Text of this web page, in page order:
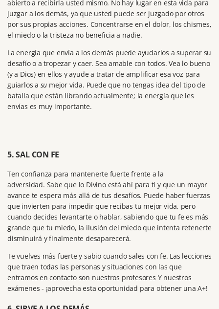
abierto a recibirla usted mismo. No hay lugar en esta vida para
juzgar a los demás, ya que usted puede ser juzgado por otros
por sus propias acciones. Concentrarse en el dolor, los chismes,
el miedo o la tristeza no beneficia a nadie.
La energía que envía a los demás puede ayudarlos a superar su
desafío o a tropezar y caer. Sea amable con todos. Vea lo bueno
(y a Dios) en ellos y ayude a tratar de amplificar esa voz para
guiarlos a su mejor vida. Puede que no tengas idea del tipo de
batalla que están librando actualmente; la energía que les
envías es muy importante.
5. SAL CON FE
Ten confianza para mantenerte fuerte frente a la
adversidad. Sabe que lo Divino está ahí para ti y que un mayor
avance te espera más allá de tus desafíos. Puede haber fuerzas
que invierten para impedir que recibas tu mejor vida, pero
cuando decides levantarte o hablar, sabiendo que tu fe es más
grande que tu miedo, la ilusión del miedo que intenta retenerte
disminuirá y finalmente desaparecerá.
Te vuelves más fuerte y sabio cuando sales con fe. Las lecciones
que traen todas las personas y situaciones con las que
entramos en contacto son nuestros profesores Y nuestros
exámenes - ¡aprovecha esta oportunidad para obtener una A+!